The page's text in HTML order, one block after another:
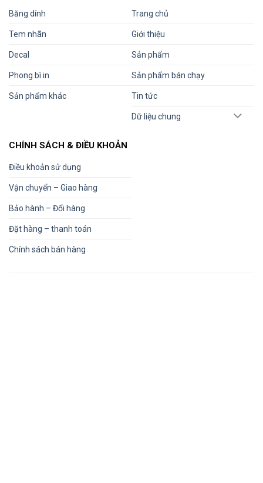
Băng dính
Tem nhãn
Decal
Phong bì in
Sản phẩm khác
Trang chủ
Giới thiệu
Sản phẩm
Sản phẩm bán chạy
Tin tức
Dữ liệu chung
CHÍNH SÁCH & ĐIỀU KHOẢN
Điều khoản sử dụng
Vận chuyển – Giao hàng
Bảo hành – Đổi hàng
Đặt hàng – thanh toán
Chính sách bán hàng